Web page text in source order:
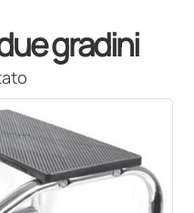
gradini